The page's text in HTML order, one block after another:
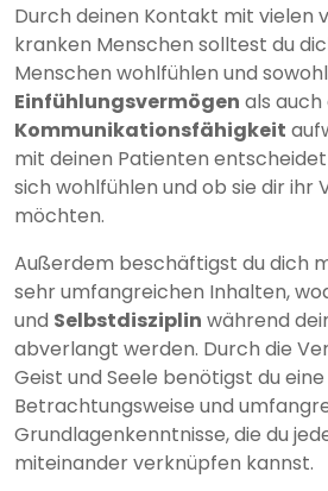
Durch deinen Kontakt mit vielen
kranken Menschen solltest du
Menschen wohlfühlen und sowohl
Einfühlungsvermögen als auch
Kommunikationsfähigkeit
mit deinen Patienten
sich wohlfühlen und ob sie dir ihr
möchten.
Außerdem beschäftigst du dich
sehr umfangreichen Inhalten,
und Selbstdisziplin während
abverlangt werden. Durch die
Geist und Seele benötigst du
Betrachtungsweise und
Grundlagenkenntnisse, die du
miteinander verknüpfen kannst.